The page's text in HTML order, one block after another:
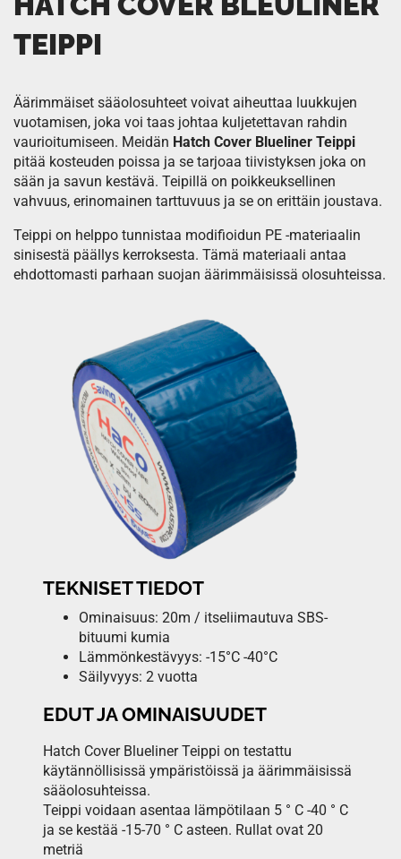
TEIPPI
Äärimmäiset sääolosuhteet voivat aiheuttaa luukkujen
vuotamisen, joka voi taas johtaa kuljetettavan rahdin
vaurioitumiseen. Meidän Hatch Cover Blueliner Teippi
pitää kosteuden poissa ja se tarjoaa tiivistyksen joka on
sään ja savun kestävä. Teipillä on poikkeuksellinen
vahvuus, erinomainen tarttuvuus ja se on erittäin joustava.
Teippi on helppo tunnistaa modifioidun PE -materiaalin
sinisestä päällys kerroksesta. Tämä materiaali antaa
ehdottomasti parhaan suojan äärimmäisissä olosuhteissa.
TEKNISET TIEDOT
Ominaisuus: 20m / itseliimautuva SBS-
bituumi kumia
Lämmönkestävyys: -15°C -40°C
Säilyvyys: 2 vuotta
EDUT JA OMINAISUUDET
Hatch Cover Blueliner Teippi on testattu
käytännöllisissä ympäristöissä ja äärimmäisissä
sääolosuhteissa.
Teippi voidaan asentaa lämpötilaan 5 ° C -40 ° C
ja se kestää -15-70 ° C asteen. Rullat ovat 20
metriä